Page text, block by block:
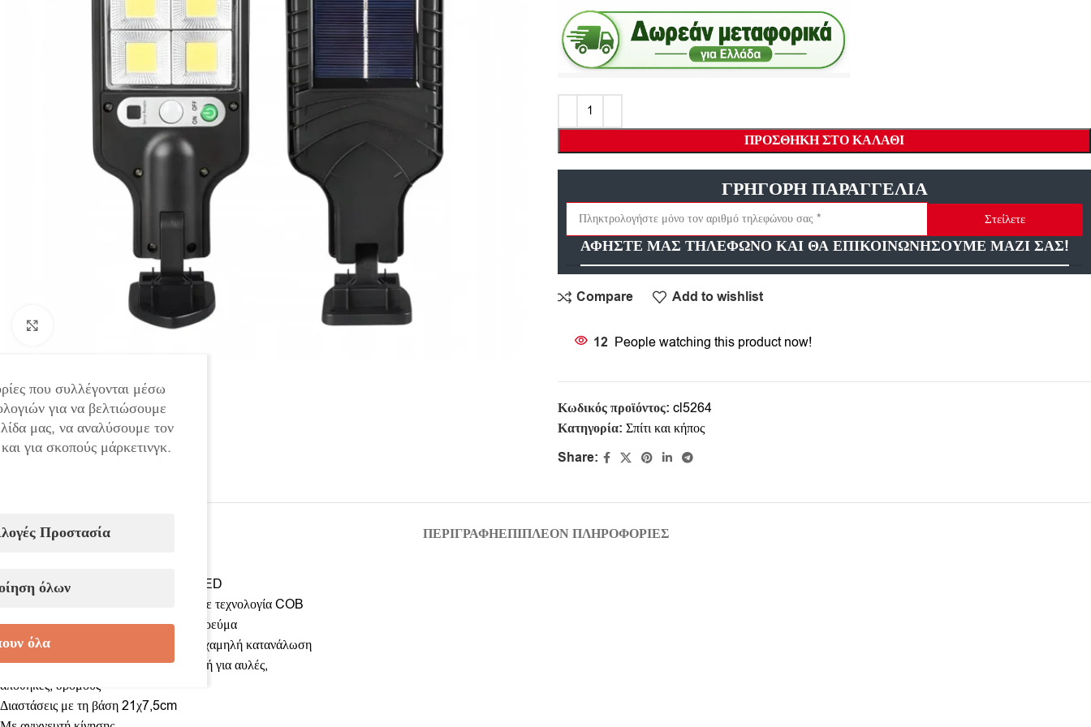
Click to enlarge
ΠΡΟΣΘΉΚΗ ΣΤΟ ΚΑΛΆΘΙ
ΓΡΗΓΟΡΗ ΠΑΡΑΓΓΕΛΙΑ
Στείλετε
ΑΦΗΣΤΕ ΜΑΣ ΤΗΛΕΦΩΝΟ ΚΑΙ ΘΑ ΕΠΙΚΟΙΝΩΝΗΣΟΥΜΕ ΜΑΖΙ ΣΑΣ!
Compare Add to wishlist
12 People watching this product now!
Κωδικός προϊόντος: cl5264
Κατηγορία: Σπίτι και κήπος
Share:
ΠΕΡΙΓΡΑΦΉΕΠΙΠΛΈΟΝ ΠΛΗΡΟΦΟΡΊΕΣ
Ηλιακή λάμπα 1200W με 108 COB LED
Ισχυρός φωτισμός εξωτερικού χώρου με τεχνολογία COB
Λειτουργεί με ηλιακή φόρτιση – χωρίς ρεύμα
108 LED COB για υψηλή απόδοση & χαμηλή κατανάλωση
Ανθεκτική σε βροχή και σκόνη – ιδανική για αυλές,
αποθήκες, δρόμους
Διαστάσεις με τη βάση 21χ7,5cm
που συλλέγονται μέσω
για να βελτιώσουμε
μας, να αναλύσουμε τον
για σκοπούς μάρκετινγκ.
Προστασία
όλων
όλα